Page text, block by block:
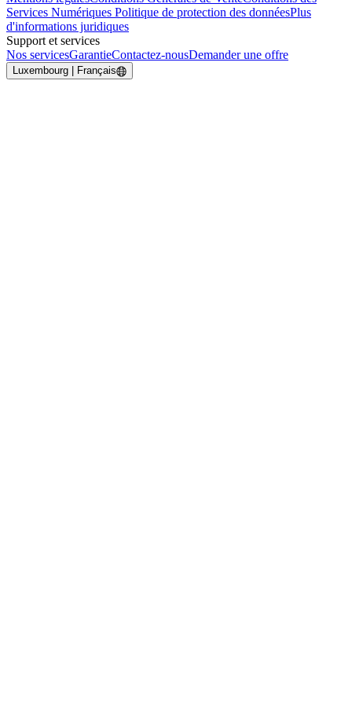
Services Numériques Politique de protection des donnéesPlus
d'informations juridiques
Support et services
Nos servicesGarantieContactez-nousDemander une offre
Luxembourg | Français